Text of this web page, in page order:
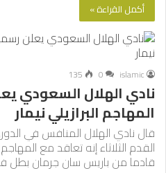
أكمل القراءة »
islamic
0
135
نادي الهلال السعودي
المهاجم البرازيلي نيمار
قال نادي الهلال المنافس في
القدم الثلاثاء إنه تعاقد مع المهاجم
قادما من باريس سان جرمان بطل